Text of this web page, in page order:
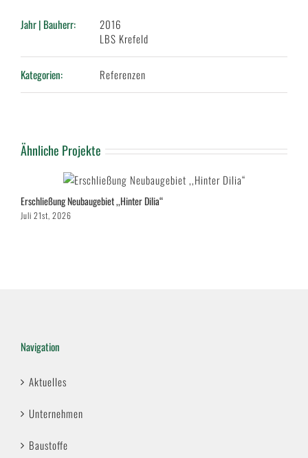
Jahr | Bauherr:
2016
LBS Krefeld
Kategorien: Referenzen
Ähnliche Projekte
Erschließung Neubaugebiet ,,Hinter Dilia“
Juli 21st, 2026
Navigation
Aktuelles
Unternehmen
Baustoffe